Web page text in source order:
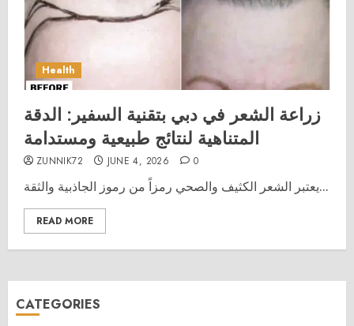
Health
زراعة الشعر في دبي بتقنية السفير: الدقة
المتناهية لنتائج طبيعية ومستدامة
ZUNNIK72 JUNE 4, 2026 0
يعتبر الشعر الكثيف والصحي رمزاً من رموز الجاذبية والثقة...
READ MORE
CATEGORIES